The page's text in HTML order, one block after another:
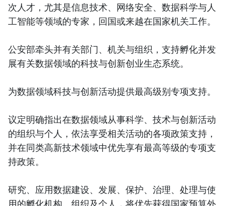
次人才，尤其是信息技术、网络安全、数据科学与人
工智能等领域的专家，回国或来越在国家机关工作。
公安部牵头并有关部门、机关与组织，支持孵化并发
展有关数据领域的科技与创新创业生态系统。
为数据领域科技与创新活动提供最高级别专项支持。
议定明确指出在数据领域从事科学、技术与创新活动
的组织与个人，依法享受相关活动的各项政策支持，
并在同类高新技术领域中优先享有最高等级的专项支
持政策。
研究、应用数据建设、发展、保护、治理、处理与使
用的孵化机构、组织及个人，将优先获得国家预算外